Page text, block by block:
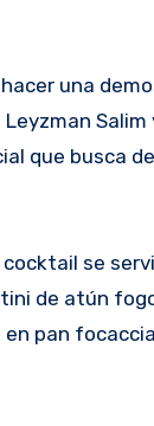
una
que busca
se
de atún
pan